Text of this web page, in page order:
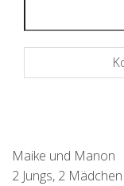
Maike und Manon
2 Jungs, 2 Mädchen